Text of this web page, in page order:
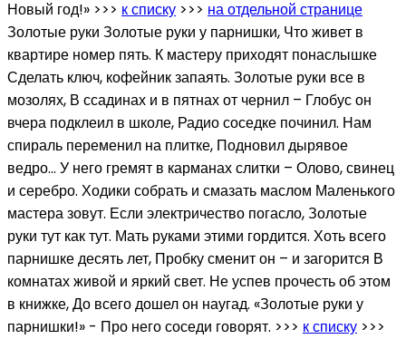
Новый год!» >>> к списку >>> на отдельной странице
Золотые руки Золотые руки у парнишки, Что живет в
квартире номер пять. К мастеру приходят понаслышке
Сделать ключ, кофейник запаять. Золотые руки все в
мозолях, В ссадинах и в пятнах от чернил – Глобус он
вчера подклеил в школе, Радио соседке починил. Нам
спираль переменил на плитке, Подновил дырявое
ведро… У него гремят в карманах слитки – Олово, свинец
и серебро. Ходики собрать и смазать маслом Маленького
мастера зовут. Если электричество погасло, Золотые
руки тут как тут. Мать руками этими гордится. Хоть всего
парнишке десять лет, Пробку сменит он – и загорится В
комнатах живой и яркий свет. Не успев прочесть об этом
в книжке, До всего дошел он наугад. «Золотые руки у
парнишки!» - Про него соседи говорят. >>> к списку >>>